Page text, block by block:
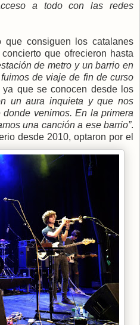
a todo con las redes
consiguen los catalanes
que ofrecieron hasta
de metro y un barrio en
de viaje de fin de curso
ya que se conocen desde los
un aura inquieta y que nos
venimos. En la primera
una canción a ese barrio”.
desde 2010, optaron por el